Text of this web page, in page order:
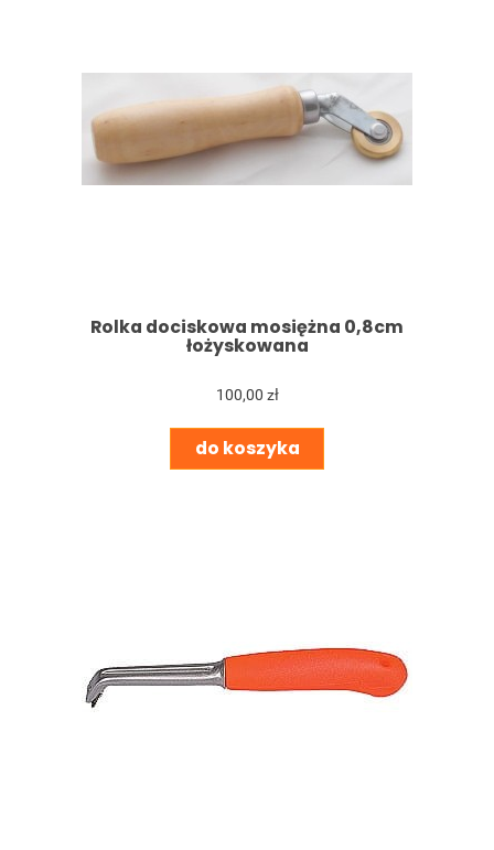
Rolka dociskowa mosiężna 0,8cm
łożyskowana
100,00 zł
do koszyka